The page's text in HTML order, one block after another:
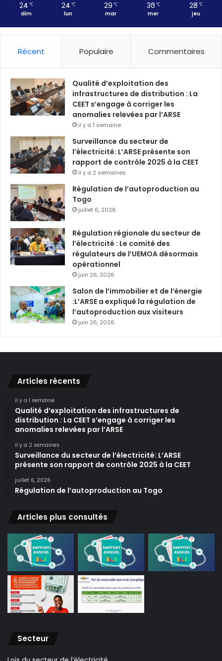
24 ℃
dim
24 ℃
lun
29 ℃
mar
30 ℃
mer
28 ℃
jeu
Récent Populaire Commentaires
Qualité d’exploitation des
infrastructures de distribution : La
CEET s’engage à corriger les
anomalies relevées par l’ARSE
il y a 1 semaine
Surveillance du secteur de
l’électricité: L’ARSE présente son
rapport de contrôle 2025 à la CEET
il y a 2 semaines
Régulation de l’autoproduction au
Togo
juillet 6, 2026
Régulation régionale du secteur de
l’électricité : Le comité des
régulateurs de l’UEMOA désormais
opérationnel
juin 26, 2026
Salon de l’immobilier et de l’énergie
:L’ARSE a expliqué la régulation de
l’autoproduction aux visiteurs
juin 26, 2026
Articles récents
il y a 1 semaine
Qualité d’exploitation des infrastructures de
distribution : La CEET s’engage à corriger les
anomalies relevées par l’ARSE
il y a 2 semaines
Surveillance du secteur de l’électricité: L’ARSE
présente son rapport de contrôle 2025 à la CEET
juillet 6, 2026
Régulation de l’autoproduction au Togo
Articles plus consultés
Secteur